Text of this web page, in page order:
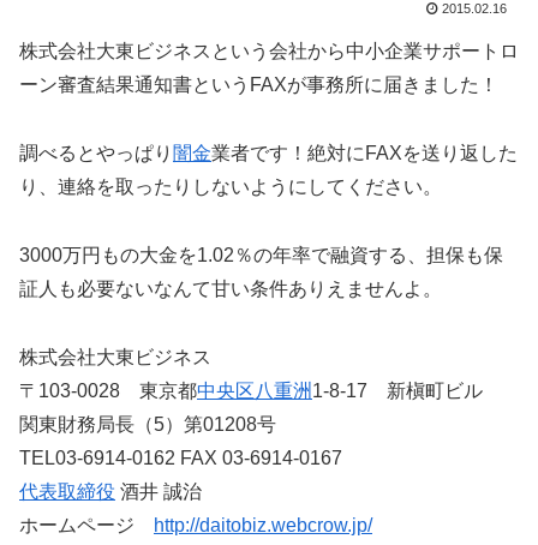
2015.02.16
株式会社大東ビジネスという会社から中小企業サポートロ
ーン審査結果通知書というFAXが事務所に届きました！
調べるとやっぱり 闇金業者です！絶対にFAXを送り返した
り、連絡を取ったりしないようにしてください。
3000万円もの大金を1.02％の年率で融資する、担保も保
証人も必要ないなんて甘い条件ありえませんよ。
株式会社大東ビジネス
〒103-0028 東京都中央区八重洲 1-8-17 新槇町ビル
関東財務局長（5）第01208号
TEL03-6914-0162 FAX 03-6914-0167
代表取締役 酒井 誠治
ホームページ
http://daitobiz.webcrow.jp/